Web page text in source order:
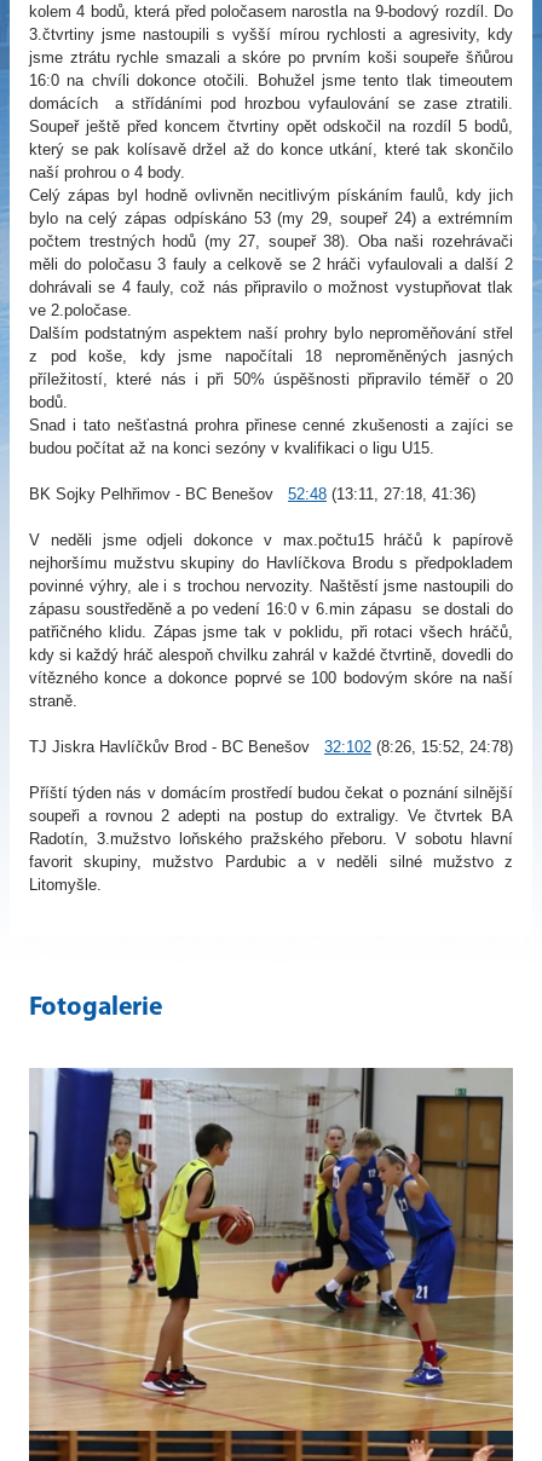
kolem 4 bodů, která před poločasem narostla na 9-bodový rozdíl. Do
3.čtvrtiny jsme nastoupili s vyšší mírou rychlosti a agresivity, kdy
jsme ztrátu rychle smazali a skóre po prvním koši soupeře šňůrou
16:0 na chvíli dokonce otočili. Bohužel jsme tento tlak timeoutem
domácích a střídáními pod hrozbou vyfaulování se zase ztratili.
Soupeř ještě před koncem čtvrtiny opět odskočil na rozdíl 5 bodů,
který se pak kolísavě držel až do konce utkání, které tak skončilo
naší prohrou o 4 body.
Celý zápas byl hodně ovlivněn necitlivým pískáním faulů, kdy jich
bylo na celý zápas odpískáno 53 (my 29, soupeř 24) a extrémním
počtem trestných hodů (my 27, soupeř 38). Oba naši rozehrávači
měli do poločasu 3 fauly a celkově se 2 hráči vyfaulovali a další 2
dohrávali se 4 fauly, což nás připravilo o možnost vystupňovat tlak
ve 2.poločase.
Dalším podstatným aspektem naší prohry bylo neproměňování střel
z pod koše, kdy jsme napočítali 18 neproměněných jasných
příležitostí, které nás i při 50% úspěšnosti připravilo téměř o 20
bodů.
Snad i tato nešťastná prohra přinese cenné zkušenosti a zajíci se
budou počítat až na konci sezóny v kvalifikaci o ligu U15.
BK Sojky Pelhřimov - BC Benešov 52:48 (13:11, 27:18, 41:36)
V neděli jsme odjeli dokonce v max.počtu15 hráčů k papírově
nejhoršímu mužstvu skupiny do Havlíčkova Brodu s předpokladem
povinné výhry, ale i s trochou nervozity. Naštěstí jsme nastoupili do
zápasu soustředěně a po vedení 16:0 v 6.min zápasu se dostali do
patřičného klidu. Zápas jsme tak v poklidu, při rotaci všech hráčů,
kdy si každý hráč alespoň chvilku zahrál v každé čtvrtině, dovedli do
vítězného konce a dokonce poprvé se 100 bodovým skóre na naší
straně.
TJ Jiskra Havlíčkův Brod - BC Benešov 32:102 (8:26, 15:52, 24:78)
Příští týden nás v domácím prostředí budou čekat o poznání silnější
soupeři a rovnou 2 adepti na postup do extraligy. Ve čtvrtek BA
Radotín, 3.mužstvo loňského pražského přeboru. V sobotu hlavní
favorit skupiny, mužstvo Pardubic a v neděli silné mužstvo z
Litomyšle.
Fotogalerie